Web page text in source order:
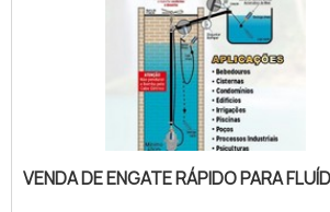
VENDA DE ENGATE RÁPIDO PARA